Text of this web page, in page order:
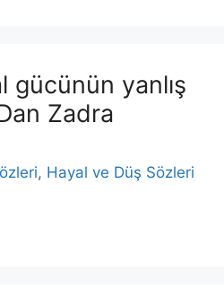
gücünün yanlış
Dan Zadra
, Hayal ve Düş Sözleri